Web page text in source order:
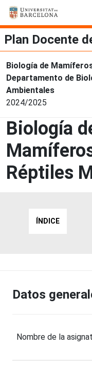
Plan Docente
Biología de
Departamento de
Ambientales
2024/2025
Biología
Réptiles
ÍNDICE
Datos
Nombre de la